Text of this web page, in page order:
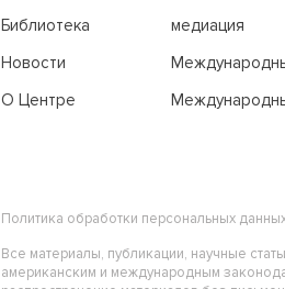
Библиотека
Новости
О Центре
медиация
праву
Политика обработки персональных
Все материалы, публикации, научные
американским и международным